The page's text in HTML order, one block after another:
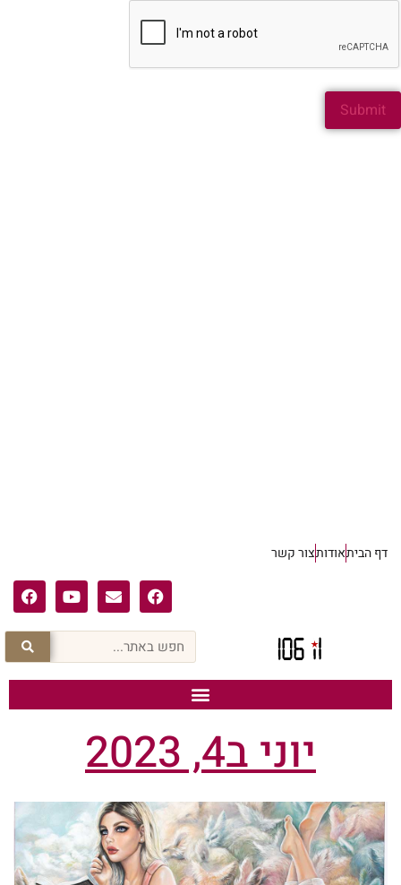
דף הביתאודותצור קשר
יוני ב4, 2023